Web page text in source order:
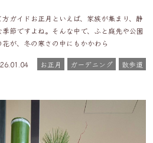
ガイドお正月といえば、家族が集まり、静
節ですよね。そんな中で、ふと庭先や公園
が、冬の寒さの中にもかかわら
お正月 ガーデニング 散歩道